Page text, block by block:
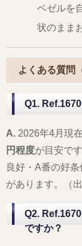
ベゼルを
状のまま
よくある質問
Q1.
A. 2026年4月現
円程度が目安で
良好・A番の好
があります。（
Q2.
ですか？